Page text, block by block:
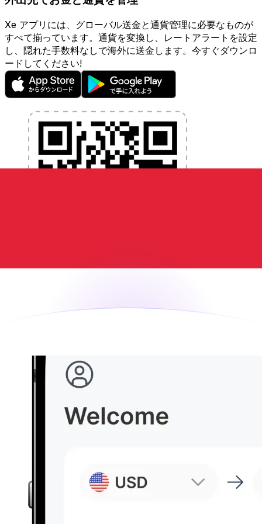
Xe アプリには、グローバル送金と通貨管理に必要なものが
すべて揃っています。通貨を変換し、レートアラートを設定
し、隠れた手数料なしで海外に送金します。今すぐダウンロ
ードしてください!